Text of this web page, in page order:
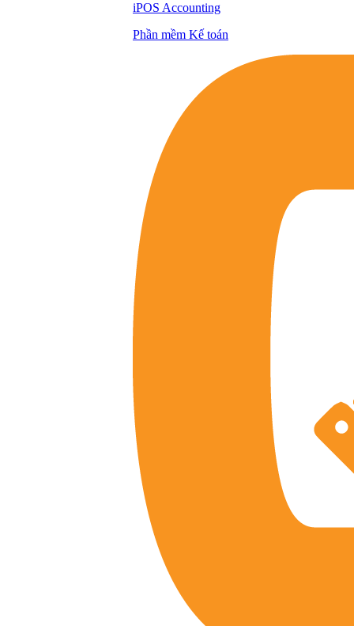
iPOS Accounting
Phần mềm Kế toán